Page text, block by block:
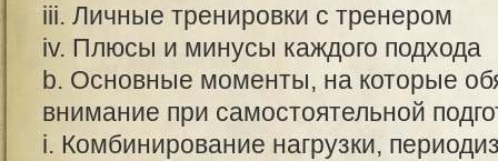
iii. Личные тренировки с тренером
iv. Плюсы и минусы каждого подхода
b. Основные моменты, на которые
внимание при самостоятельной
i. Комбинирование нагрузки,